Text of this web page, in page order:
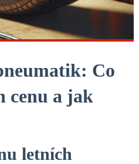
Co
cenu a jak
letních